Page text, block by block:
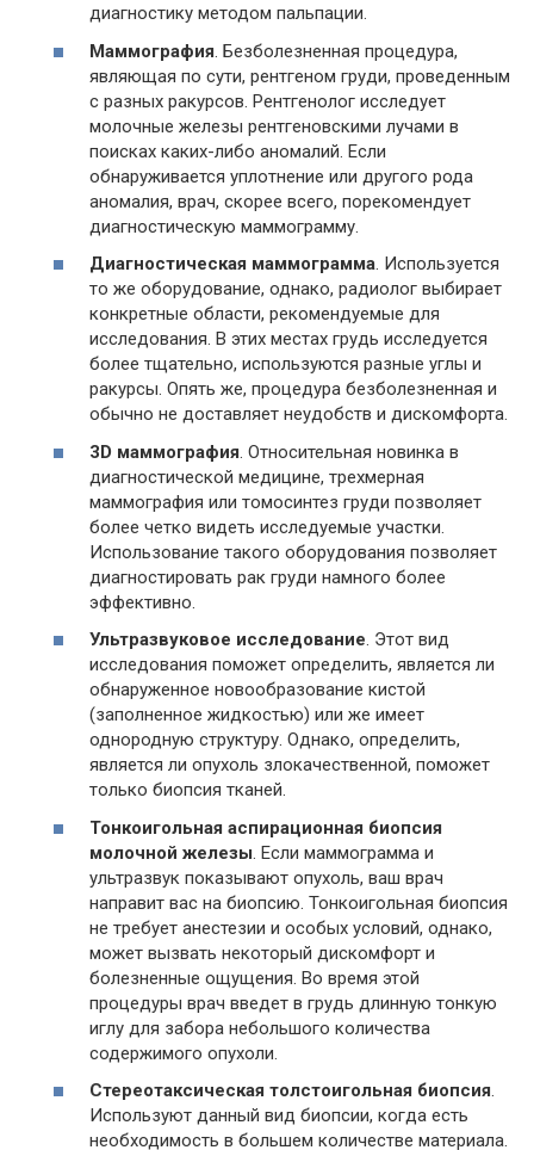
диагностику методом пальпации.
Маммография . Безболезненная процедура,
являющая по сути, рентгеном груди, проведенным
с разных ракурсов. Рентгенолог исследует
молочные железы рентгеновскими лучами в
поисках каких-либо аномалий. Если
обнаруживается уплотнение или другого рода
аномалия, врач, скорее всего, порекомендует
диагностическую маммограмму.
Диагностическая маммограмма. Используется
то же оборудование, однако, радиолог выбирает
конкретные области, рекомендуемые для
исследования. В этих местах грудь исследуется
более тщательно, используются разные углы и
ракурсы. Опять же, процедура безболезненная и
обычно не доставляет неудобств и дискомфорта.
3D маммография . Относительная новинка в
диагностической медицине, трехмерная
маммография или томосинтез груди позволяет
более четко видеть исследуемые участки.
Использование такого оборудования позволяет
диагностировать рак груди намного более
эффективно.
Ультразвуковое исследование. Этот вид
исследования поможет определить, является ли
обнаруженное новообразование кистой
(заполненное жидкостью) или же имеет
однородную структуру. Однако, определить,
является ли опухоль злокачественной, поможет
только биопсия тканей.
Тонкоигольная аспирационная биопсия
молочной железы . Если маммограмма и
ультразвук показывают опухоль, ваш врач
направит вас на биопсию. Тонкоигольная биопсия
не требует анестезии и особых условий, однако,
может вызвать некоторый дискомфорт и
болезненные ощущения. Во время этой
процедуры врач введет в грудь длинную тонкую
иглу для забора небольшого количества
содержимого опухоли.
Стереотаксическая толстоигольная биопсия.
Используют данный вид биопсии, когда есть
необходимость в большем количестве материала.